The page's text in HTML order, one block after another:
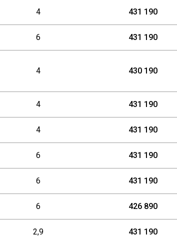
4 431 190
6 431 190
4 430 190
4 431 190
4 431 190
6 431 190
6 431 190
6 426 890
2,9 431 190